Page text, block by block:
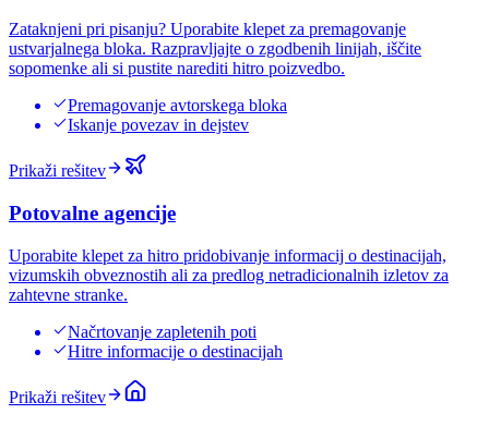
Zataknjeni pri pisanju? Uporabite klepet za premagovanje
ustvarjalnega bloka. Razpravljajte o zgodbenih linijah, iščite
sopomenke ali si pustite narediti hitro poizvedbo.
Premagovanje avtorskega bloka
Iskanje povezav in dejstev
Prikaži rešitev
Potovalne agencije
Uporabite klepet za hitro pridobivanje informacij o destinacijah,
vizumskih obveznostih ali za predlog netradicionalnih izletov za
zahtevne stranke.
Načrtovanje zapletenih poti
Hitre informacije o destinacijah
Prikaži rešitev